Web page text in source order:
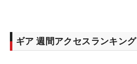
ギア 週間アクセスランキング